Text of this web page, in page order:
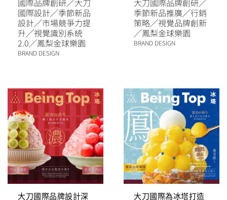
國際設計╱季節新品
設計╱市場競爭力提
升╱視覺識別系統
2.0╱鳳梨金球樂園
BRAND DESIGN
季節新品推廣╱行銷
策略╱視覺品牌創新
╱鳳梨金球樂園
BRAND DESIGN
大刀國際品牌設計深 大刀國際為冰塔打造